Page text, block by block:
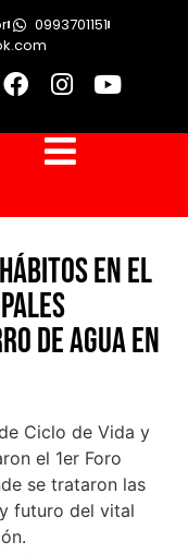
0993701151
en el
de agua en